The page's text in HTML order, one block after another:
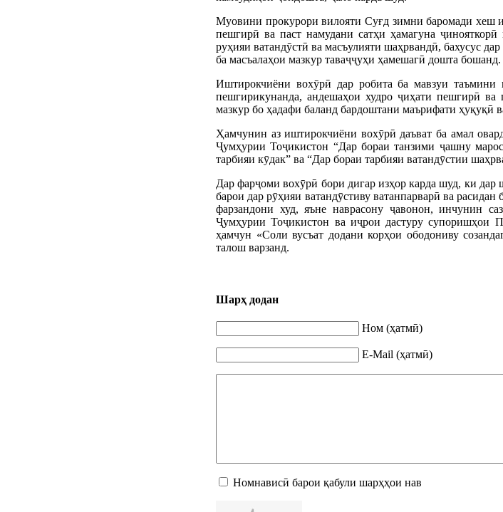
Муовини прокурори вилояти Суғд зимни баромади хеш
пешгирӣ ва паст намудани сатҳи ҳамагуна
руҳияи ватандӯстӣ ва масъулияти шаҳрвандӣ, бахусус
ба масъалаҳои мазкур таваҷҷуҳи ҳамешагӣ дошта бошанд.
Иштирокчиёни вохӯрӣ дар робита ба мавзуи таъмини
пешгирикунанда, андешаҳои худро ҷиҳати пешгирӣ ва
мазкур бо ҳадафи баланд бардоштани маърифати ҳуқуқӣ
Ҳамчунин аз иштирокчиёни вохӯрӣ даъват ба амал
Ҷумҳурии Тоҷикистон “Дар бораи танзими ҷашну
тарбияи кӯдак” ва “Дар бораи тарбияи ватандӯстии
Дар фарҷоми вохӯрӣ бори дигар изҳор карда шуд, ки
барои дар рӯҳияи ватандӯстиву ватанпарварӣ ва
фарзандони худ, яъне наврасону ҷавонон, инчунин
Ҷумҳурии Тоҷикистон ва иҷрои дастуру супоришҳои
ҳамчун «Соли вусъат додани корҳои ободониву
талош варзанд.
Шарҳ додан
Ном (ҳатмӣ)
E-Mail (ҳатмӣ)
Номнависӣ барои қабули шарҳҳои нав